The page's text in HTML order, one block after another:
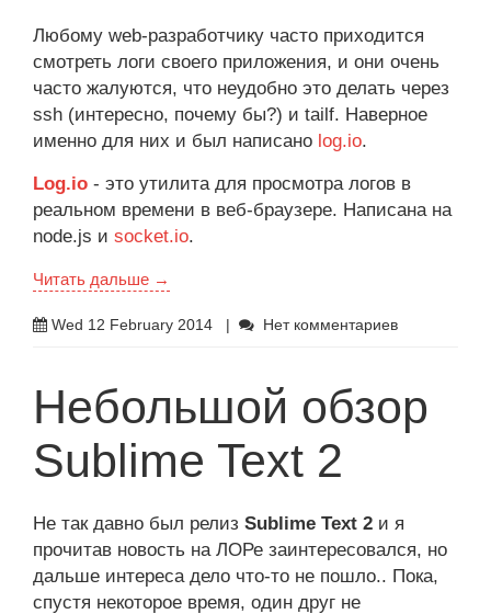
Любому web-разработчику часто приходится
смотреть логи своего приложения, и они очень
часто жалуются, что неудобно это делать через
ssh (интересно, почему бы?) и tailf. Наверное
именно для них и был написано log.io.
Log.io - это утилита для просмотра логов в
реальном времени в веб-браузере. Написана на
node.js и socket.io.
Читать дальше →
Wed 12 February 2014 Нет комментариев
Небольшой обзор
Sublime Text 2
Не так давно был релиз Sublime Text 2 и я
прочитав новость на ЛОРе заинтересовался, но
дальше интереса дело что-то не пошло.. Пока,
спустя некоторое время, один друг не